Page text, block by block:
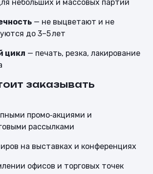
небольших и массовых партий
— не выцветают и не
до 3–5 лет
цикл — печать, резка, лакирование
заказывать
промо‑акциями и
рассылками
на выставках и конференциях
офисов и торговых точек